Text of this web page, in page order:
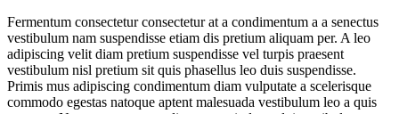
Fermentum consectetur consectetur at a condimentum a a senectus
vestibulum nam suspendisse etiam dis pretium aliquam per. A leo
adipiscing velit diam pretium suspendisse vel turpis praesent
vestibulum nisl pretium sit quis phasellus leo duis suspendisse.
Primis mus adipiscing condimentum diam vulputate a scelerisque
commodo egestas natoque aptent malesuada vestibulum leo a quis